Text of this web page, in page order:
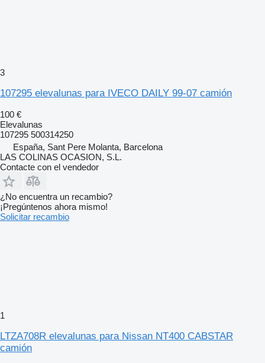
3
107295 elevalunas para IVECO DAILY 99-07 camión
100 €
Elevalunas
107295 500314250
España, Sant Pere Molanta, Barcelona
LAS COLINAS OCASION, S.L.
Contacte con el vendedor
¿No encuentra un recambio?
¡Pregúntenos ahora mismo!
Solicitar recambio
1
LTZA708R elevalunas para Nissan NT400 CABSTAR
camión